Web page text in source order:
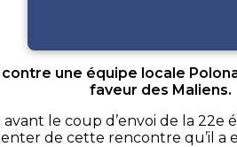
une équipe locale
faveur des Maliens.
le coup d’envoi de la
de cette rencontre qu’il a